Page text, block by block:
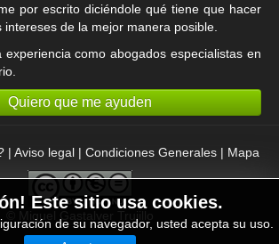
Este sitio usa cookies.
de su navegador, usted acepta su uso.
por escrito diciéndole qué tiene que hacer
intereses de la mejor manera posible.
experiencia comoabogados especialistas en
.
Quiero que me ayuden
| Aviso legal| Condiciones Generales| Mapa
Miguel Gastalver Trujillo